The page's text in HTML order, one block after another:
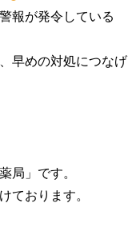
報が発令している
早めの対処につなげ
局」です。
ております。